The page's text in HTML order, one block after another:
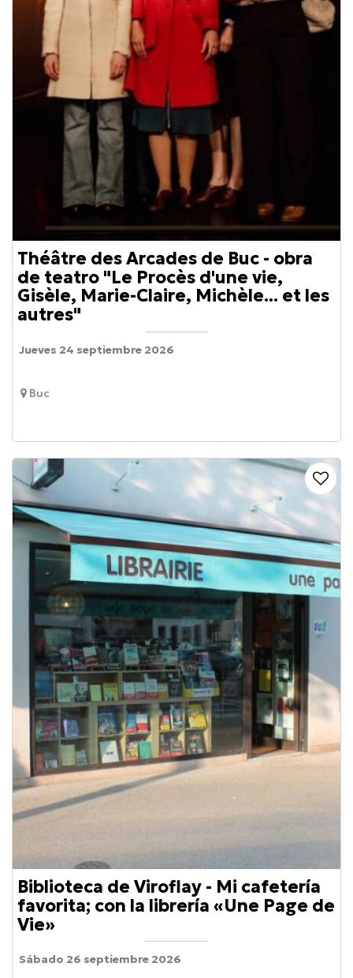
Théâtre des Arcades de Buc - obra
de teatro "Le Procès d'une vie,
Gisèle, Marie-Claire, Michèle... et les
autres"
Buc
Jueves 24 septiembre 2026
Biblioteca de Viroflay - Mi cafetería
favorita; con la librería «Une Page de
Vie»
Sábado 26 septiembre 2026